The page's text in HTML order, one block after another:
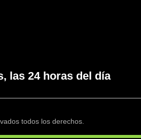
las 24 horas del día
todos los derechos.